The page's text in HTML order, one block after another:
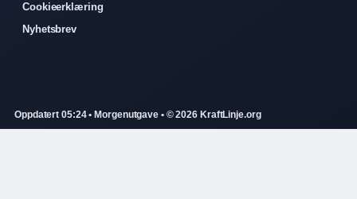
Cookieerklæring
Nyhetsbrev
Oppdatert 05:24 • Morgenutgave • © 2026 KraftLinje.org